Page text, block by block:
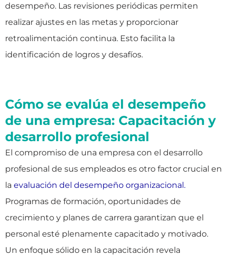
desempeño. Las revisiones periódicas permiten
realizar ajustes en las metas y proporcionar
retroalimentación continua. Esto facilita la
identificación de logros y desafíos.
Cómo se evalúa el desempeño
de una empresa: Capacitación y
desarrollo profesional
El compromiso de una empresa con el desarrollo
profesional de sus empleados es otro factor crucial en
la evaluación del desempeño organizacional.
Programas de formación, oportunidades de
crecimiento y planes de carrera garantizan que el
personal esté plenamente capacitado y motivado.
Un enfoque sólido en la capacitación revela